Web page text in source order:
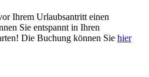
Ihrem Urlaubsantritt einen
Sie entspannt in Ihren
Die Buchung können Sie hier